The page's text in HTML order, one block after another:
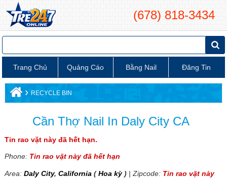
(678) 818-3434
Trang Chủ Quảng Cáo Bằng Nail Đăng Tin
› RECYCLE BIN
Cần Thợ Nail In Daly City CA
Tin rao vặt này đã hết hạn.
Phone: Tin rao vặt này đã hết hạn
Area: Daly City, California (Hoa kỳ)| Zipcode: Tin rao vặt này